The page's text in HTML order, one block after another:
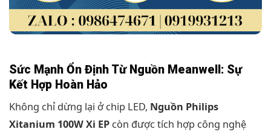
Sức Mạnh Ổn Định Từ Nguồn Meanwell: Sự
Kết Hợp Hoàn Hảo
Không chỉ dừng lại ở chip LED, Nguồn Philips
Xitanium 100W Xi EP còn được tích hợp công nghệ